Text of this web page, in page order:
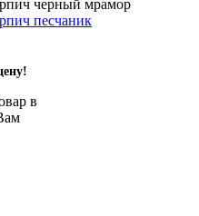
черный мрамор
песчаник
в